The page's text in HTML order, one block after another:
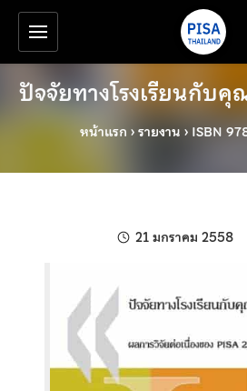
ข้ามไปยังเนื้อหาหลัก
เครื่องมือช่วยเหลือ
ปัจจัยทางโรงเรียนกับคุ
หน้าแรก ›รายงาน › ISBN
21 มกราคม 2558